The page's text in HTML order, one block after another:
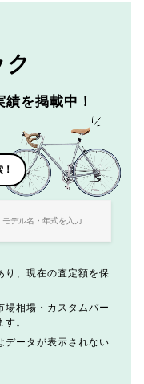
を掲載中！
り、現在の査定額を保
場相場・カスタムパー
。
データが表示されない